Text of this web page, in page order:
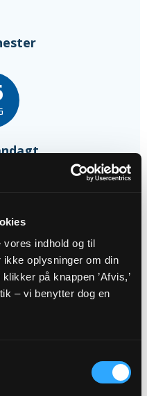
indhold og til
oplysninger om din
på knappen ’Afvis,’
– vi benytter dog en
Mølle
11:00